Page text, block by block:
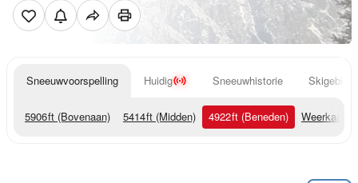
Sneeuwvoorspelling Huidig Sneeuwhistorie Skigebied
5906ft (Bovenaan) 5414ft (Midden) 4922ft (Beneden)